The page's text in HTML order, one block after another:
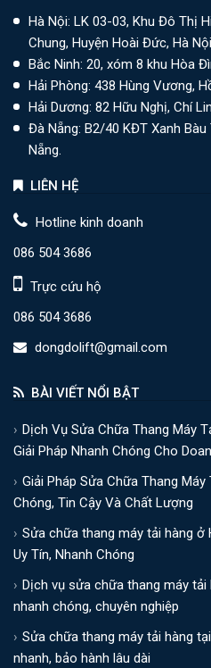
Hà Nội: LK 03-03, Khu Đô Thị
Chung, Huyện Hoài Đức, Hà
Bắc Ninh: 20, xóm 8 khu Hòa
Hải Phòng: 438 Hùng Vương,
Hải Dương: 82 Hữu Nghị, Chí
Đà Nẵng: B2/40 KĐT Xanh
Nẵng.
LIÊN HỆ
Hotline kinh doanh
086 504 3686
Trực cứu hộ
086 504 3686
dongdolift@gmail.com
BÀI VIẾT NỔI BẬT
Dịch Vụ Sửa Chữa Thang Máy
Giải Pháp Nhanh Chóng Cho
Giải Pháp Sửa Chữa Thang
Chóng, Tin Cậy Và Chất Lượng
Sửa chữa thang máy tải hàng ở
Uy Tín, Nhanh Chóng
Dịch vụ sửa chữa thang máy tải
nhanh chóng, chuyên nghiệp
Sửa chữa thang máy tải hàng
nhanh, bảo hành lâu dài